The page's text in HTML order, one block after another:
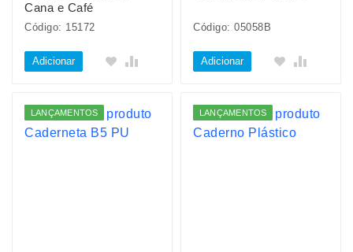
Cana e Café
Código: 15172
Adicionar
Código: 05058B
Adicionar
LANÇAMENTOS LANÇAMENTOS